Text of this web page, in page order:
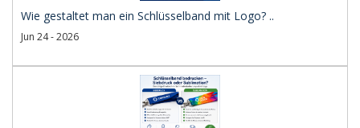
Wie gestaltet man ein Schlüsselband mit Logo? ..
Jun 24 - 2026